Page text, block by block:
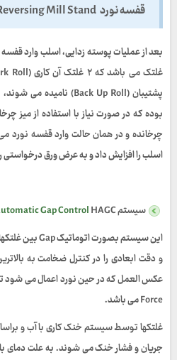
قفسه نورد Hi Reversing Mill Stand
بعد از عملیات پوسته زدایی، اسلب وارد
غلتک می باشد که۲ غلتک آن کاری(Work Roll)
پشتیبان(Back Up Roll)
نامیده می
بوده که در صورت نیاز با استفاده از میز
چرخانده و در همان حالت وارد قفسه
اسلب را افزایش داد و به عرض ورق درخواستی
سیستم Gap ControlHAGC
این سیستم بصورت اتوماتیکGapبین
و دقت ابعادی را در کنترل ضخامت به
عکس العمل که در حین نورد اعمال می شود
Forceمی باشد.
غلتکها توسط سیستم خنک کاری با آب و
جریان و فشار خنک می شوند. به علت دمای